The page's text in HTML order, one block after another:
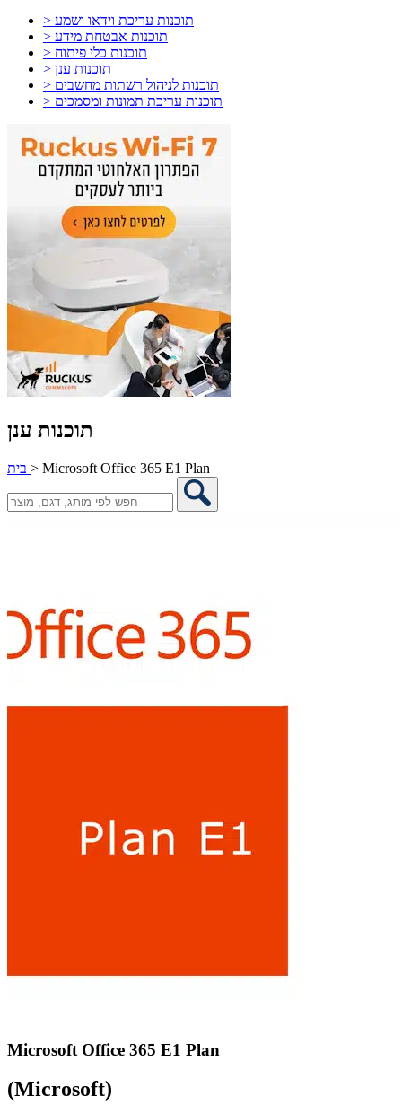
> תוכנות עריכת וידאו ושמע
> תוכנות אבטחת מידע
> תוכנות כלי פיתוח
> תוכנות ענן
> תוכנות לניהול רשתות מחשבים
> תוכנות עריכת תמונות ומסמכים
תוכנות ענן
> Microsoft Office 365 E1 Plan
Microsoft Office 365 E1 Plan
(Microsoft)